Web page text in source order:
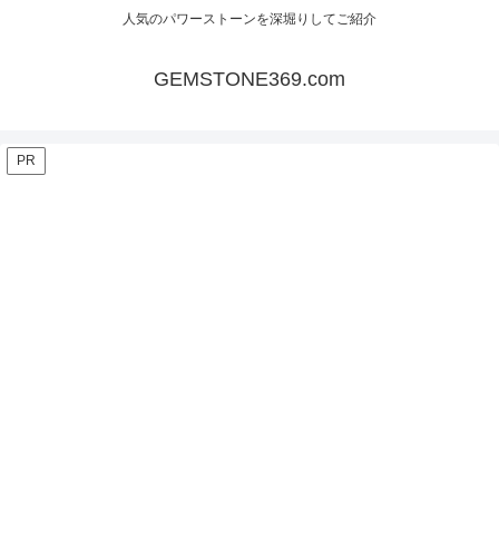
人気のパワーストーンを深堀りしてご紹介
GEMSTONE369.com
PR